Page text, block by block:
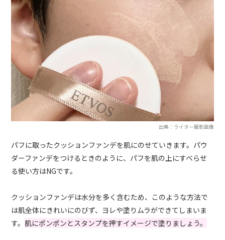
出典：ライター撮影画像
パフに取ったクッションファンデを肌にのせていきます。パウ
ダーファンデをつけるときのように、パフを肌の上にすべらせ
る使い方はNGです。
クッションファンデは水分を多く含むため、このような方法で
は肌全体にきれいにのびず、ヨレや塗りムラができてしまいま
す。 肌にポンポンとスタンプを押すイメージで塗りましょう。